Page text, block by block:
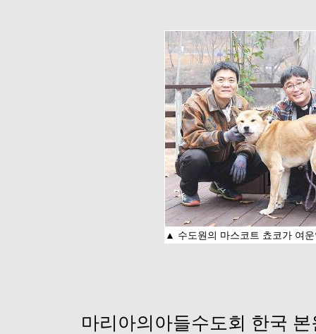
▲ 수도원의 마스코트 쵸코가 여
마리아의아들수도회 한국